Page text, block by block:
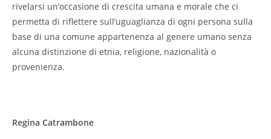
rivelarsi un’occasione di crescita umana e morale che ci
permetta di riflettere sull’uguaglianza di ogni persona sulla
base di una comune appartenenza al genere umano senza
alcuna distinzione di etnia, religione, nazionalità o
provenienza.
Regina Catrambone